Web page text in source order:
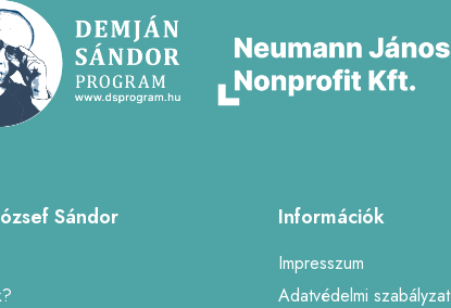
Sándor Információk
Impresszum
Adatvédelmi szabályzat